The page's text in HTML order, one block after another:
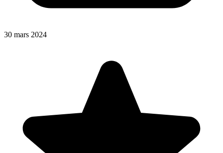
30 mars 2024